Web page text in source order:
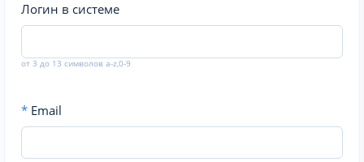
Логин в системе
от 3 до 13 символов a-z,0-9
* Email